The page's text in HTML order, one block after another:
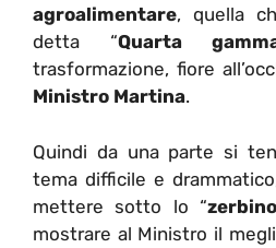
agroalimentare, quella
detta “Quarta
trasformazione, fiore
Ministro Martina.
Quindi da una parte si
tema difficile e
mettere sotto lo “zerbino
mostrare al Ministro il